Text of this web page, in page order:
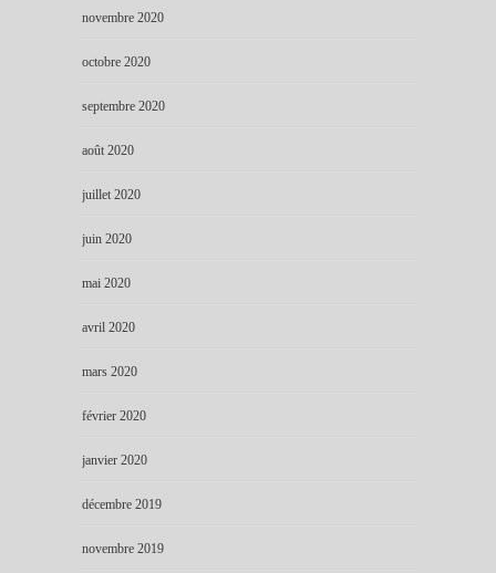
novembre 2020
octobre 2020
septembre 2020
août 2020
juillet 2020
juin 2020
mai 2020
avril 2020
mars 2020
février 2020
janvier 2020
décembre 2019
novembre 2019